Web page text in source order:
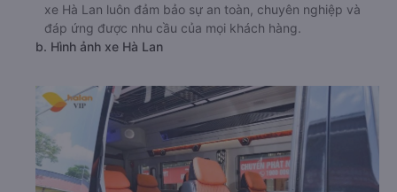
xe Hà Lan luôn đảm bảo sự an toàn, chuyên nghiệp và
đáp ứng được nhu cầu của mọi khách hàng.
b. Hình ảnh xe Hà Lan